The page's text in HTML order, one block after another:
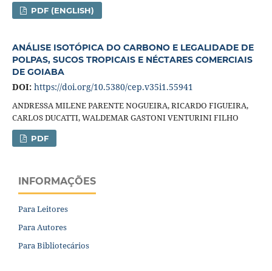
PDF (ENGLISH)
ANÁLISE ISOTÓPICA DO CARBONO E LEGALIDADE DE
POLPAS, SUCOS TROPICAIS E NÉCTARES COMERCIAIS
DE GOIABA
DOI: https://doi.org/10.5380/cep.v35i1.55941
ANDRESSA MILENE PARENTE NOGUEIRA, RICARDO FIGUEIRA,
CARLOS DUCATTI, WALDEMAR GASTONI VENTURINI FILHO
PDF
INFORMAÇÕES
Para Leitores
Para Autores
Para Bibliotecários